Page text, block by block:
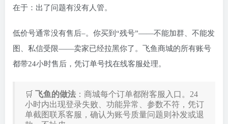
在于：出了问题有没有人管。
低价号通常没有售后–。你买到“残号”——不能加群、不能发
图、私信受限——卖家已经拉黑你了。飞鱼商城的所有账号
都带24小时售后，凭订单号找在线客服处理。
🛒 飞鱼的做法 ：商城每个订单都附客服入口。24
小时内出现登录失败、功能异常、参数不符，凭订
单截图联系客服，确认为账号质量问题则补发或退